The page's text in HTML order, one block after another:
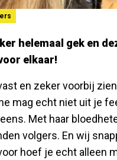
helemaal gek en
elkaar!
en zeker voorbij
mag echt niet uit je
Met haar
volgers. En wij
hoef je echt alleen